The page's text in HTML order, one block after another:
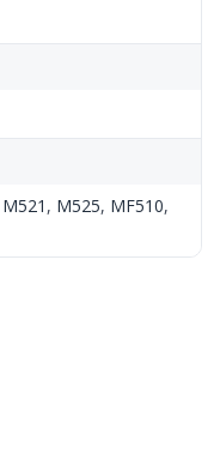
M521 , M525, MF510,